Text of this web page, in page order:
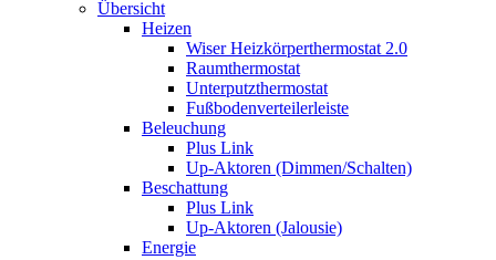
Übersicht
Heizen
Wiser Heizkörperthermostat 2.0
Raumthermostat
Unterputzthermostat
Fußbodenverteilerleiste
Beleuchung
Plus Link
Up-Aktoren (Dimmen/Schalten)
Beschattung
Plus Link
Up-Aktoren (Jalousie)
Energie